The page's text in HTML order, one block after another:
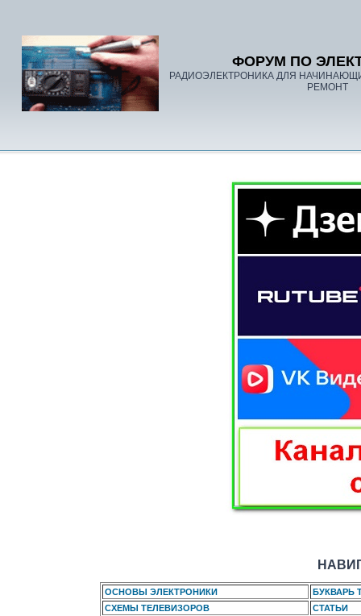
ФОРУМ ПО
РАДИОЭЛЕКТРОНИКА ДЛЯ
РЕМОНТ
ОСНОВЫ ЭЛЕКТРОНИКИ
БУКВАРЬ
СХЕМЫ ТЕЛЕВИЗОРОВ
СТАТЬИ